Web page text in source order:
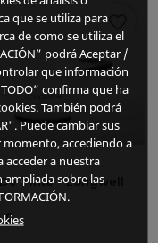
Tinte - Longwell
favorite_border
que se utiliza para
de como se utiliza el
podrá Aceptar /
que información
confirma que ha
También podrá
Puede cambiar sus
accediendo a
acceder a nuestra
sobre las